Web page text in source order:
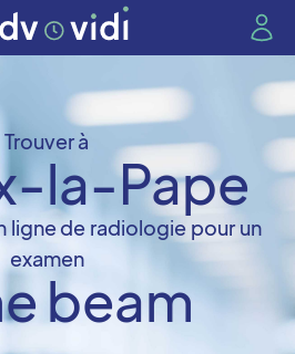
Trouver à
la-Pape
ligne de radiologie pour un
examen
beam